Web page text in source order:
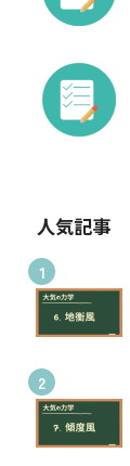
人気記事
1
2